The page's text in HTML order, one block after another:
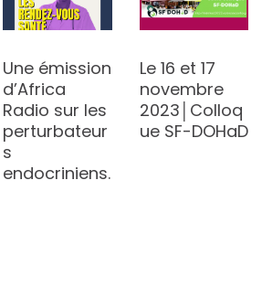
Une émission
d’Africa
Radio sur les
perturbateur
s
endocriniens.
Le 16 et 17
novembre
2023│Colloq
ue SF-DOHaD